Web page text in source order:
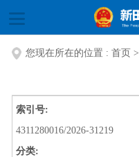
您现在所在的位置 : 首页 >
索引号:
4311280016/2026-31219
分类: